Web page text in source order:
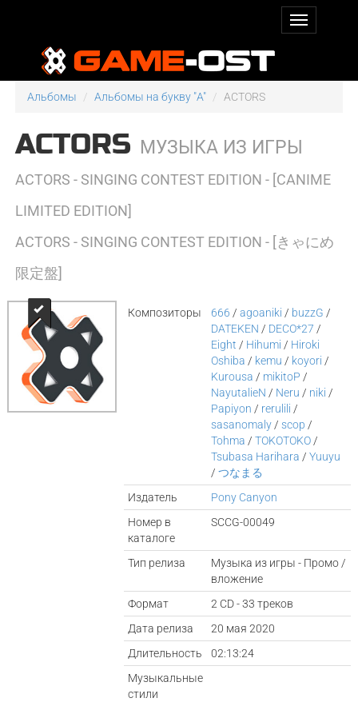
Альбомы Альбомы на букву "A" ACTORS
ACTORS МУЗЫКА ИЗ ИГРЫ
ACTORS - SINGING CONTEST EDITION - [CANIME
LIMITED EDITION]
ACTORS - SINGING CONTEST EDITION - [きゃにめ
限定盤]
Композиторы 666 /agoaniki / buzzG /
DATEKEN / DECO*27 /
Eight / Hihumi / Hiroki
Oshiba / kemu / koyori /
Kurousa / mikitoP /
NayutalieN / Neru / niki /
Papiyon / rerulili /
sasanomaly /scop /
Tohma /TOKOTOKO /
Tsubasa Harihara /Yuuyu
/つなまる
Издатель
Pony Canyon
Номер в
каталоге
SCCG-00049
Тип релиза
Музыка из игры - Промо /
вложение
Формат
2 CD - 33 треков
Дата релиза
20 мая 2020
Длительность
02:13:24
Музыкальные
стили